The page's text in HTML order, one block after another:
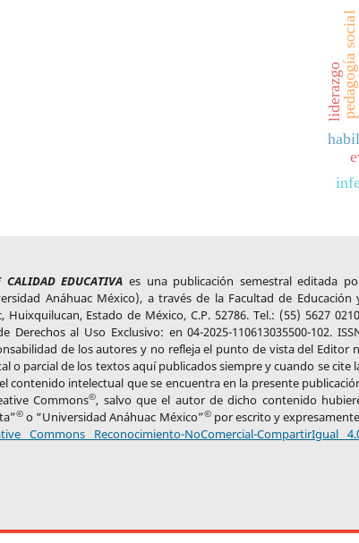
pedagogía social
liderazgo
EDUCATIVA es una publicación semestral editada
Anáhuac México), a través de la Facultad de Educación
Estado de México, C.P. 52786. Tel.: (55) 5627
al Uso Exclusivo: en 04-2025-110613035500-102.
de los autores y no refleja el punto de vista del Editor
o parcial de los textos aquí publicados siempre y cuando se cite
contenido intelectual que se encuentra en la presente
Commons©, salvo que el autor de dicho contenido
© o “Universidad Anáhuac México”©por escrito y
Commons Reconocimiento-NoComercial-CompartirIgual